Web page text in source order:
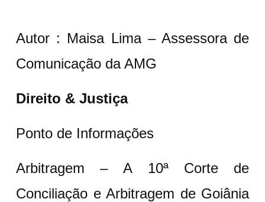
Autor : Maisa Lima – Assessora de
Comunicação da AMG
Direito & Justiça
Ponto de Informações
Arbitragem – A 10ª Corte de
Conciliação e Arbitragem de Goiânia